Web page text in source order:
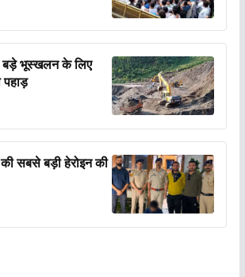
बड़े भूस्खलन के लिए
पहाड़
सबसे बड़ी हेरोइन की